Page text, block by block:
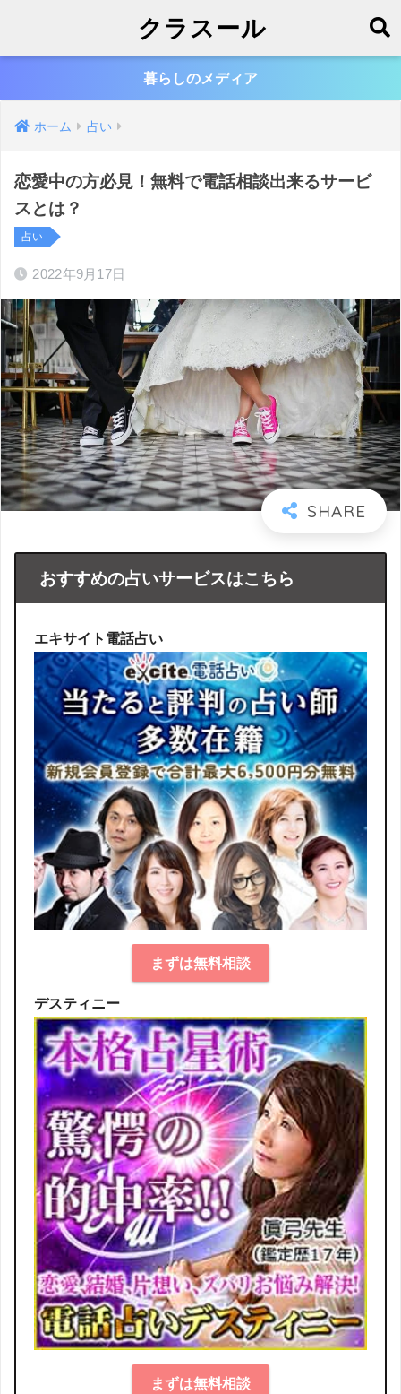
クラスール
暮らしのメディア
ホーム 占い
恋愛中の方必見！無料で電話相談出来るサービ
スとは？
占い
2022年9月17日
おすすめの占いサービスはこちら
エキサイト電話占い
まずは無料相談
デスティニー
まずは無料相談